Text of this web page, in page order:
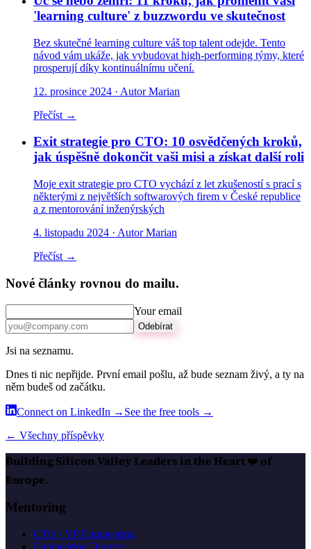
'learning culture' z buzzwordu ve skutečnost
Bez skutečné learning culture váš top talent odejde. Tento
návod vám ukáže, jak vybudovat high-performing týmy, které
prosperují díky kontinuálnímu učení.
12. prosince 2024 · Autor Marian
Přečíst →
Exit strategie pro CTO: 10 osvědčených kroků,
jak úspěšně dokončit vaši misi a získat další roli
Moje exit strategie pro CTO vychází z let zkušeností s prací s
některými z největších softwarových firem v České republice
a z mentorování inženýrských
4. listopadu 2024 · Autor Marian
Přečíst →
Nové články rovnou do mailu.
Your email
Odebírat
Jsi na seznamu.
Dnes ti nic nepřijde. První email pošlu, až bude seznam živý, a ty na
něm budeš od začátku.
Connect on LinkedIn → See the free tools →
← Všechny příspěvky
Building Silicon Valley Leaders in the Heart❤️ of
Europe.
Mentoring
CTO / VP Engineering
Engineering Director